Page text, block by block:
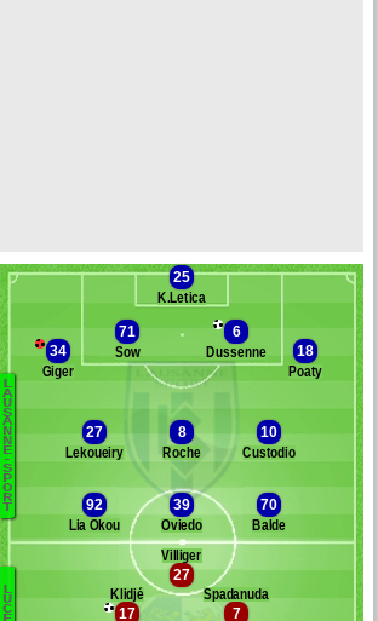
Banc des remplaçants
Castella
Ajdini
Koindredi
Mouanga
Fofana
Diabate
L
A
U
S
A
N
N
E
-
S
P
O
R
T
Banc des remplaçants
L
U
C
E
25
K.Letica
71
Sow
6
Dussenne
34
Giger
18
Poaty
27
Lekoueiry
8
Roche
10
Custodio
92
Lia Okou
39
Oviedo
70
Balde
7
Spadanuda
17
Klidjé
27
Villiger